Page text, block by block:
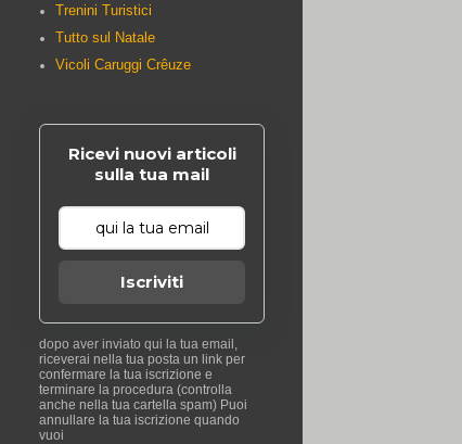
Trenini Turistici
Tutto sul Natale
Vicoli Caruggi Crêuze
Ricevi nuovi articoli
sulla tua mail
Iscriviti
dopo aver inviato qui la tua email,
riceverai nella tua posta un link per
confermare la tua iscrizione e
terminare la procedura (controlla
anche nella tua cartella spam) Puoi
annullare la tua iscrizione quando
vuoi